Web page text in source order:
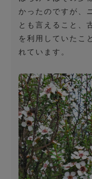
かったのですが、
とも言えること、
を利用していたこ
れています。